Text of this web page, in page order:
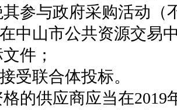
参与政府采购活动（
中山市公共资源交易
件；
受联合体投标。
的供应商应当在2019